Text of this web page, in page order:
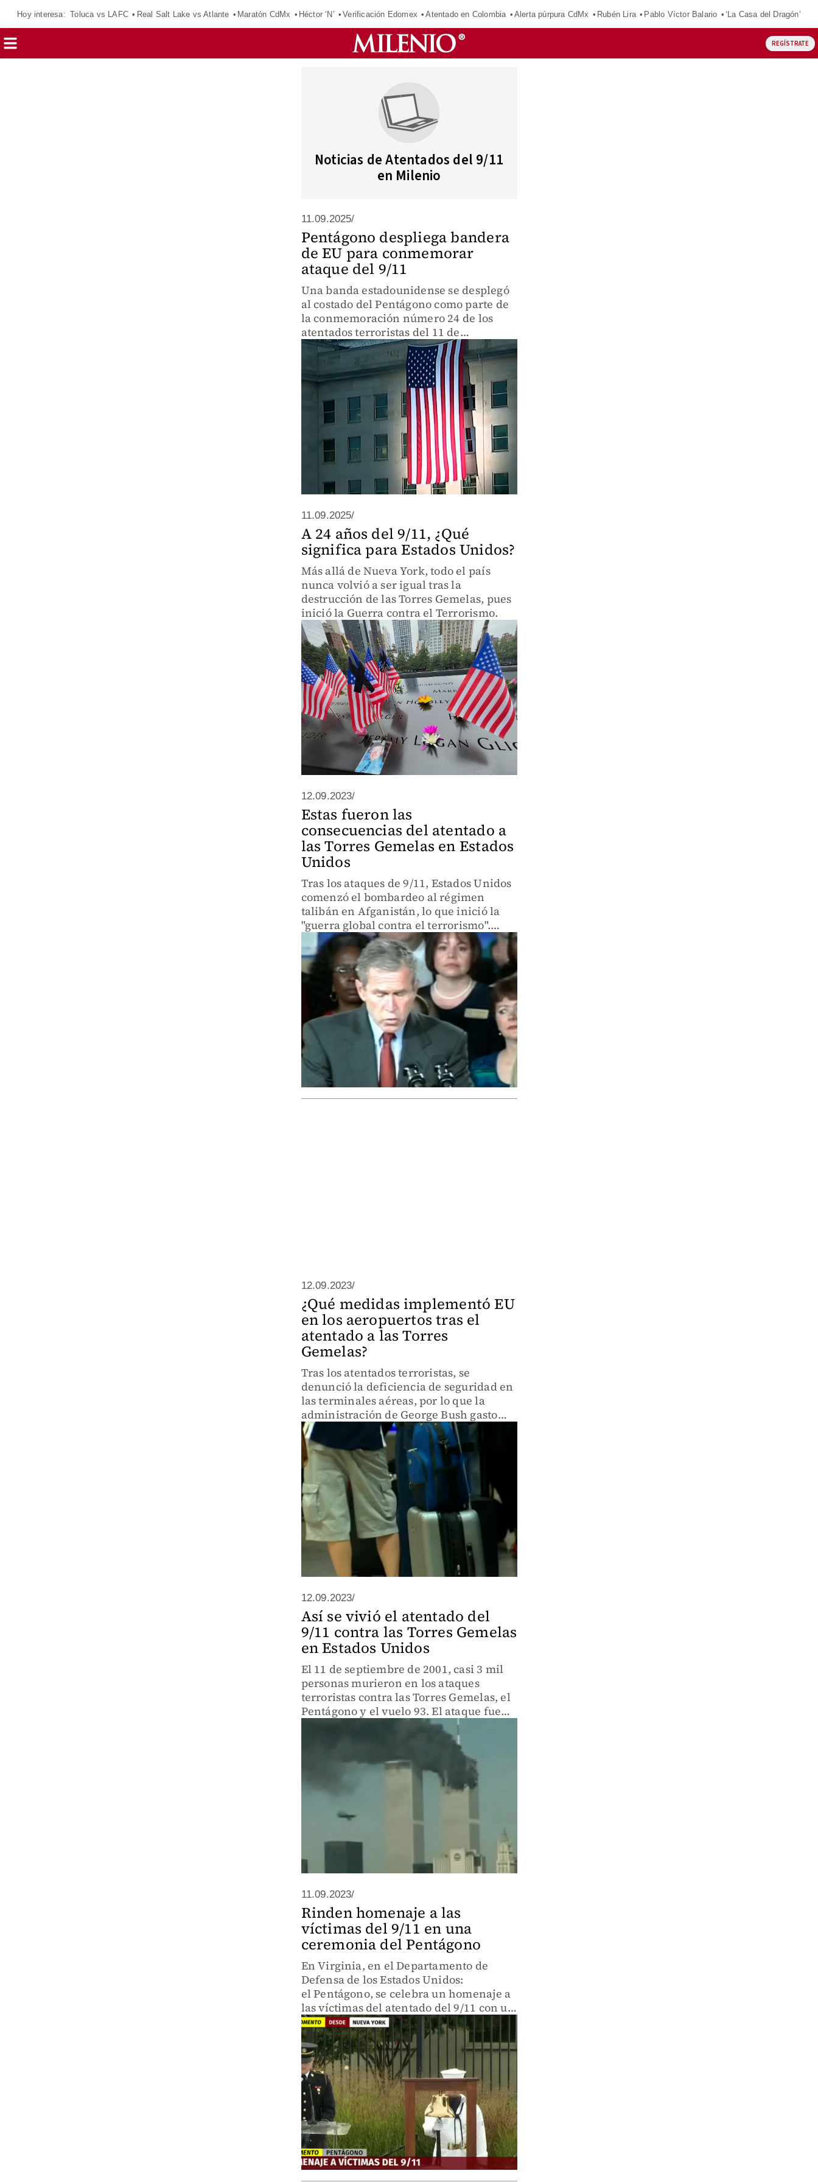
Hoy interesa: Toluca vs LAFC Real Salt Lake vs Atlante Maratón CdMx Héctor ‘N’ Verificación Edomex Atentado en Colombia Alerta púrpura CdMx Rubén Lira Pablo Víctor Balario ‘La Casa del Dragón’
REGÍSTRATE
Noticias de Atentados del 9/11
en Milenio
11.09.2025/
Pentágono despliega bandera
de EU para conmemorar
ataque del 9/11
Una banda estadounidense se desplegó
al costado del Pentágono como parte de
la conmemoración número 24 de los
atentados terroristas del 11 de
septiembre de 2001.
11.09.2025/
A 24 años del 9/11, ¿Qué
significa para Estados Unidos?
Más allá de Nueva York, todo el país
nunca volvió a ser igual tras la
destrucción de las Torres Gemelas, pues
inició la Guerra contra el Terrorismo.
12.09.2023/
Estas fueron las
consecuencias del atentado a
las Torres Gemelas en Estados
Unidos
Tras los ataques de 9/11, Estados Unidos
comenzó el bombardeo al régimen
talibán en Afganistán, lo que inició la
"guerra global contra el terrorismo".
Aumentó el islamismo radical, así como
la islamofobia.
12.09.2023/
¿Qué medidas implementó EU
en los aeropuertos tras el
atentado a las Torres
Gemelas?
Tras los atentados terroristas, se
denunció la deficiencia de seguridad en
las terminales aéreas, por lo que la
administración de George Bush gasto
cerca de 20 mil mdd para modernizar la
seguridad e inteligencia en los
aeropuertos.
12.09.2023/
Así se vivió el atentado del
9/11 contra las Torres Gemelas
en Estados Unidos
El 11 de septiembre de 2001, casi 3 mil
personas murieron en los ataques
terroristas contra las Torres Gemelas, el
Pentágono y el vuelo 93. El ataque fue
orquestado por Osama Bin Laden, líder
11.09.2023/
Rinden homenaje a las
víctimas del 9/11 en una
ceremonia del Pentágono
En Virginia, en el Departamento de
Defensa de los Estados Unidos:
el Pentágono, se celebra un homenaje a
las víctimas del atentado del 9/11 con un
campanazo.